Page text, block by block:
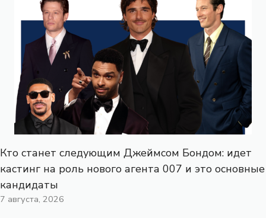
Кто станет следующим Джеймсом Бондом: идет
кастинг на роль нового агента 007 и это основные
кандидаты
7 августа, 2026